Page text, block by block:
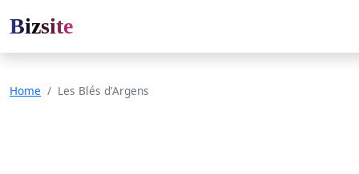
Bizsite
Home Les Blés d'Argens